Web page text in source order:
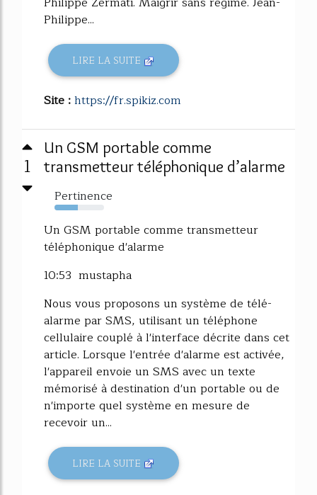
Philippe...
LIRE LA SUITE
Site :https://fr.spikiz.com
1
Un GSM portable comme
transmetteur téléphonique d’alarme
Pertinence
47%
Un GSM portable comme transmetteur
téléphonique d'alarme
10:53 mustapha
Nous vous proposons un système de télé-
alarme par SMS, utilisant un téléphone
cellulaire couplé à l'interface décrite dans cet
article. Lorsque l'entrée d'alarme est activée,
l'appareil envoie un SMS avec un texte
mémorisé à destination d'un portable ou de
n'importe quel système en mesure de
recevoir un...
LIRE LA SUITE